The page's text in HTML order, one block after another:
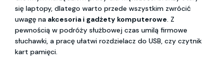
się laptopy, dlatego warto przede wszystkim zwrócić
uwagę na akcesoria i gadżety komputerowe. Z
pewnością w podróży służbowej czas umilą firmowe
słuchawki, a pracę ułatwi rozdzielacz do USB, czy czytnik
kart pamięci.